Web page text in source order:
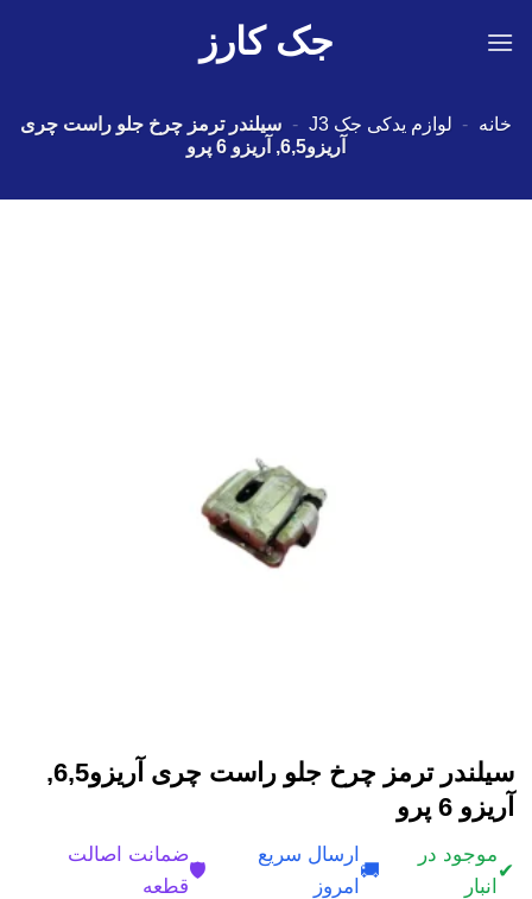
جک کارز
خانه - لوازم یدکی جک J3 - سیلندر ترمز چرخ جلو راست چری
آریزو6,5, آریزو 6 پرو
سیلندر ترمز چرخ جلو راست چری آریزو6,5,
آریزو 6 پرو
✔
موجود در
انبار
🚚
ارسال سریع
امروز
🛡️
ضمانت اصالت
قطعه